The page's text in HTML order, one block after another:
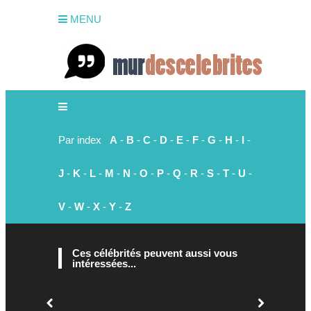
MENU
Par index A - B - C - D - E - F - G - H - I -
J - K - L - M - N - O - P - Q - R - S - T - U -
V - W - X - Y - Z
Ces célébrités peuvent aussi vous
intéressées...